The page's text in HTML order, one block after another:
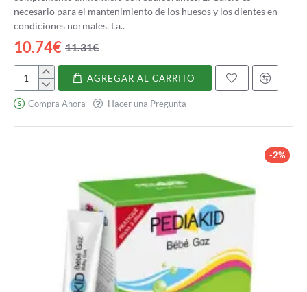
necesario para el mantenimiento de los huesos y los dientes en
condiciones normales. La..
10.74€ 11.31€
Calcio
Y
Vitamina
D
AGREGAR AL CARRITO
Compra Ahora Hacer una Pregunta
-2%